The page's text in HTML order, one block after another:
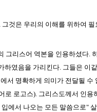
것은 우리의 이해를 위하여 필
그리스어 역본을 인용하셨다.
하였음을 가리킨다. 그들은 이
서 명확하게 의미가 전달될 수
로 로고스). 그리스도께서 인용
에서 나오는 모든 말씀으로"